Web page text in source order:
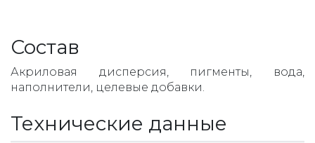
Состав
Акриловая дисперсия, пигменты, вода,
наполнители, целевые добавки.
Технические данные